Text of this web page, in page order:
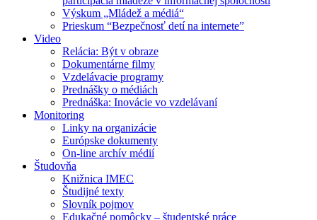
Výskum „Mládež a médiá“
Prieskum “Bezpečnosť detí na internete”
Video
Relácia: Být v obraze
Dokumentárne filmy
Vzdelávacie programy
Prednášky o médiách
Prednáška: Inovácie vo vzdelávaní
Monitoring
Linky na organizácie
Európske dokumenty
On-line archív médií
Študovňa
Knižnica IMEC
Študijné texty
Slovník pojmov
Edukačné pomôcky – študentské práce